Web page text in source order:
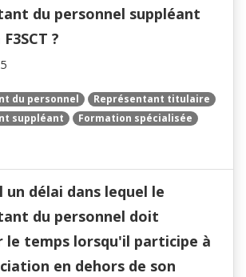
du personnel suppléant
?
du personnel
Représentant titulaire
suppléant
Formation spécialisée
délai dans lequel le
du personnel doit
le temps lorsqu'il participe à
en dehors de son